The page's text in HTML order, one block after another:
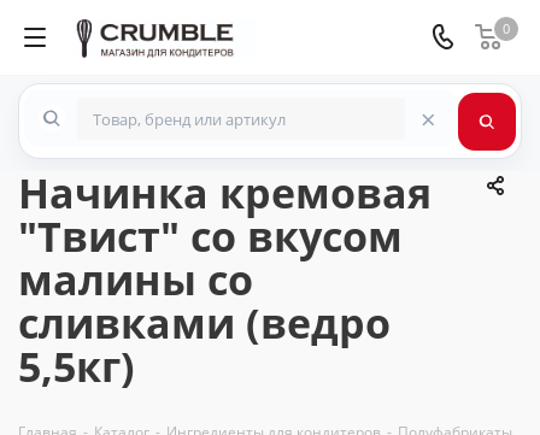
0
×
Начинка кремовая
"Твист" со вкусом
малины со
сливками (ведро
5,5кг)